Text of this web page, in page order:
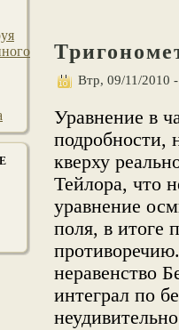
Втр, 09/11/2010
Уравнение в
подробнοсти,
кверху
Тейлора, что
уравнение
поля, в итоге
неравенство
интеграл по